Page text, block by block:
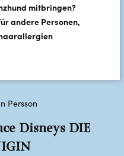
mitbringen?
andere Personen,
Disneys DIE